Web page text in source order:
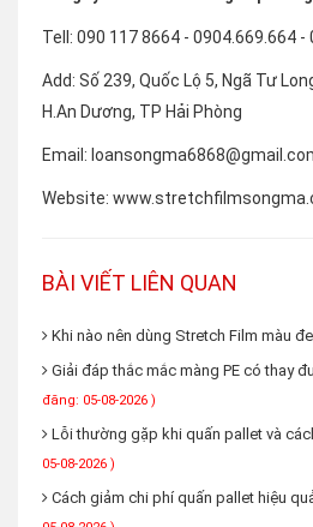
Tell: 090 117 8664 - 0904.669.664 -
Add: Số 239, Quốc Lộ 5, Ngã Tư
H.An Dương, TP Hải Phòng
Email:
Website:
BÀI VIẾT LIÊN QUAN
Khi nào nên dùng Stretch Film màu
Giải đáp thắc mắc màng PE có thay
đăng: 05-08-2026 )
Lỗi thường gặp khi quấn pallet và
05-08-2026 )
Cách giảm chi phí quấn pallet hiệu